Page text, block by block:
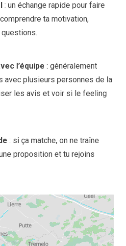
: un échange rapide pour faire
ta motivation,
l’équipe : généralement
avec plusieurs personnes de la
les avis et voir si le feeling
: si ça matche, on ne traîne
proposition et tu rejoins